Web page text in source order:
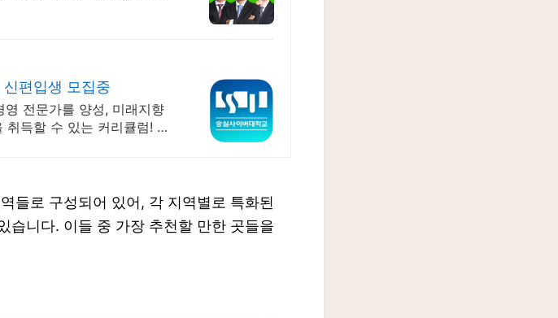
편입생 모집중
전문가를 양성, 미래지향
득할 수 있는 커리큘럼! 평
들로 구성되어 있어, 각 지역별로 특화된
습니다. 이들 중 가장 추천할 만한 곳들을